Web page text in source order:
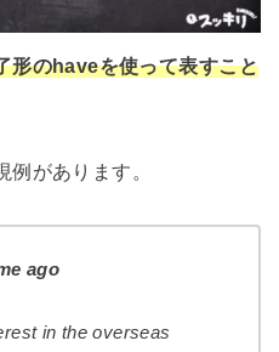
形のhaveを使って表すこと
があります。
ago
in the overseas